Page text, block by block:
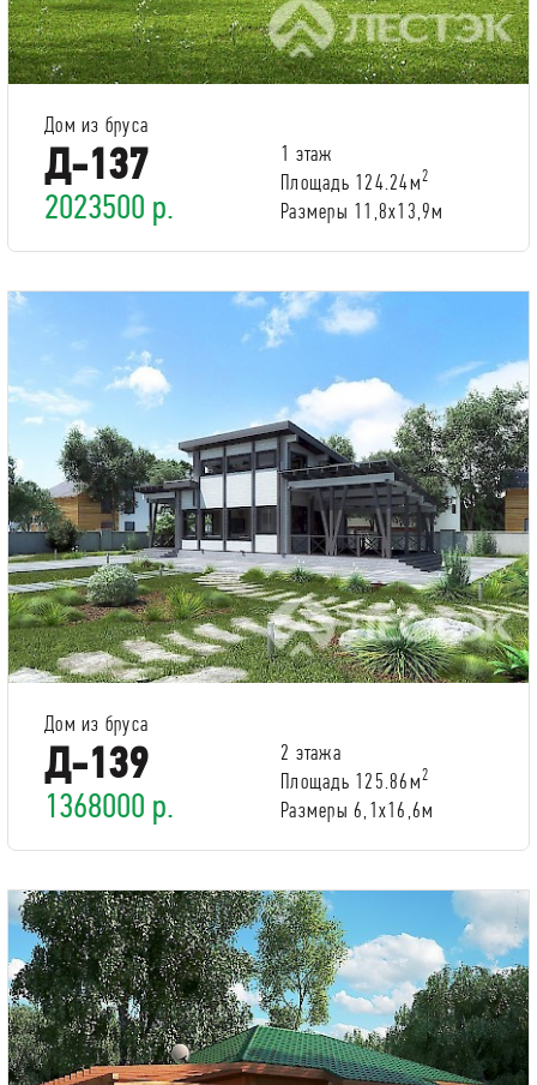
Дом из бруса
Д-137
2023500 р.
1 этаж
Площадь 124.24м2
Размеры 11,8х13,9м
Дом из бруса
Д-139
1368000 р.
2 этажа
Площадь 125.86м2
Размеры 6,1х16,6м